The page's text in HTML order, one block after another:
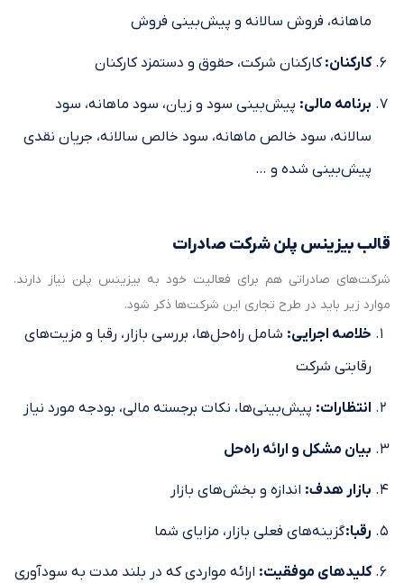
ماهانه، فروش سالانه و پیش‌بینی فروش
کارکنان:کارکنان شرکت، حقوق و دستمزد کارکنان
برنامه مالی: پیش‌بینی سود و زیان، سود ماهانه، سود
سالانه، سود خالص ماهانه، سود خالص سالانه، جریان نقدی
پیش‌بینی شده و …
قالب بیزینس پلن شرکت صادرات
شرکت‌های صادراتی هم برای فعالیت خود به بیزینس پلن نیاز دارند.
موارد زیر باید در طرح تجاری این شرکت‌ها ذکر شود.
خلاصه اجرایی: شامل راه‌حل‌ها، بررسی بازار، رقبا و مزیت‌های
رقابتی شرکت
انتظارات: پیش‌بینی‌ها، نکات برجسته مالی، بودجه مورد نیاز
بیان مشکل و ارائه راه‌حل
بازار هدف: اندازه و بخش‌های بازار
رقبا:گزینه‌های فعلی بازار، مزایای شما
کلیدهای موفقیت: ارائه مواردی که در بلند مدت به سودآوری